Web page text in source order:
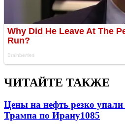
ЧИТАЙТЕ ТАКЖЕ
Цены на нефть резко упали
Трампа по Ирану1085